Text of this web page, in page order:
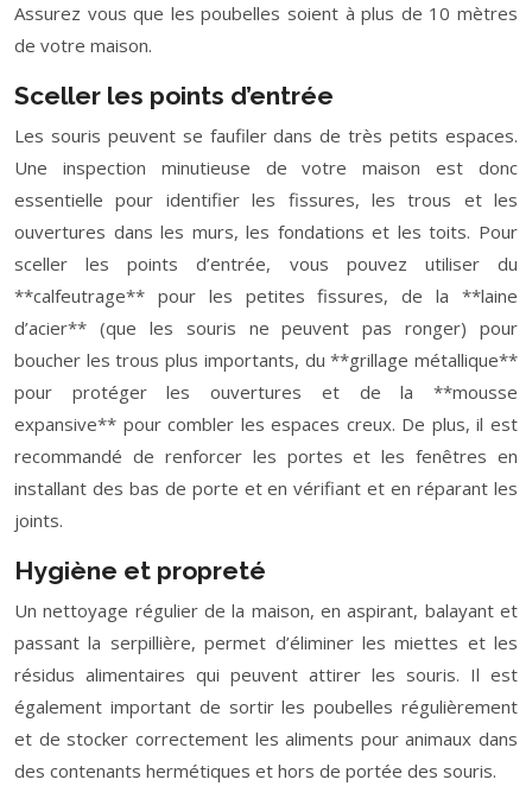
Assurez vous que les poubelles soient à plus de 10 mètres
de votre maison.
Sceller les points d’entrée
Les souris peuvent se faufiler dans de très petits espaces.
Une inspection minutieuse de votre maison est donc
essentielle pour identifier les fissures, les trous et les
ouvertures dans les murs, les fondations et les toits. Pour
sceller les points d’entrée, vous pouvez utiliser du
**calfeutrage** pour les petites fissures, de la **laine
d’acier** (que les souris ne peuvent pas ronger) pour
boucher les trous plus importants, du **grillage métallique**
pour protéger les ouvertures et de la **mousse
expansive** pour combler les espaces creux. De plus, il est
recommandé de renforcer les portes et les fenêtres en
installant des bas de porte et en vérifiant et en réparant les
joints.
Hygiène et propreté
Un nettoyage régulier de la maison, en aspirant, balayant et
passant la serpillière, permet d’éliminer les miettes et les
résidus alimentaires qui peuvent attirer les souris. Il est
également important de sortir les poubelles régulièrement
et de stocker correctement les aliments pour animaux dans
des contenants hermétiques et hors de portée des souris.